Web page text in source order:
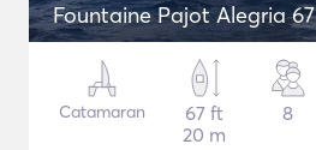
Fountaine Pajot Alegria 67
Catamaran
67 ft
20 m
8